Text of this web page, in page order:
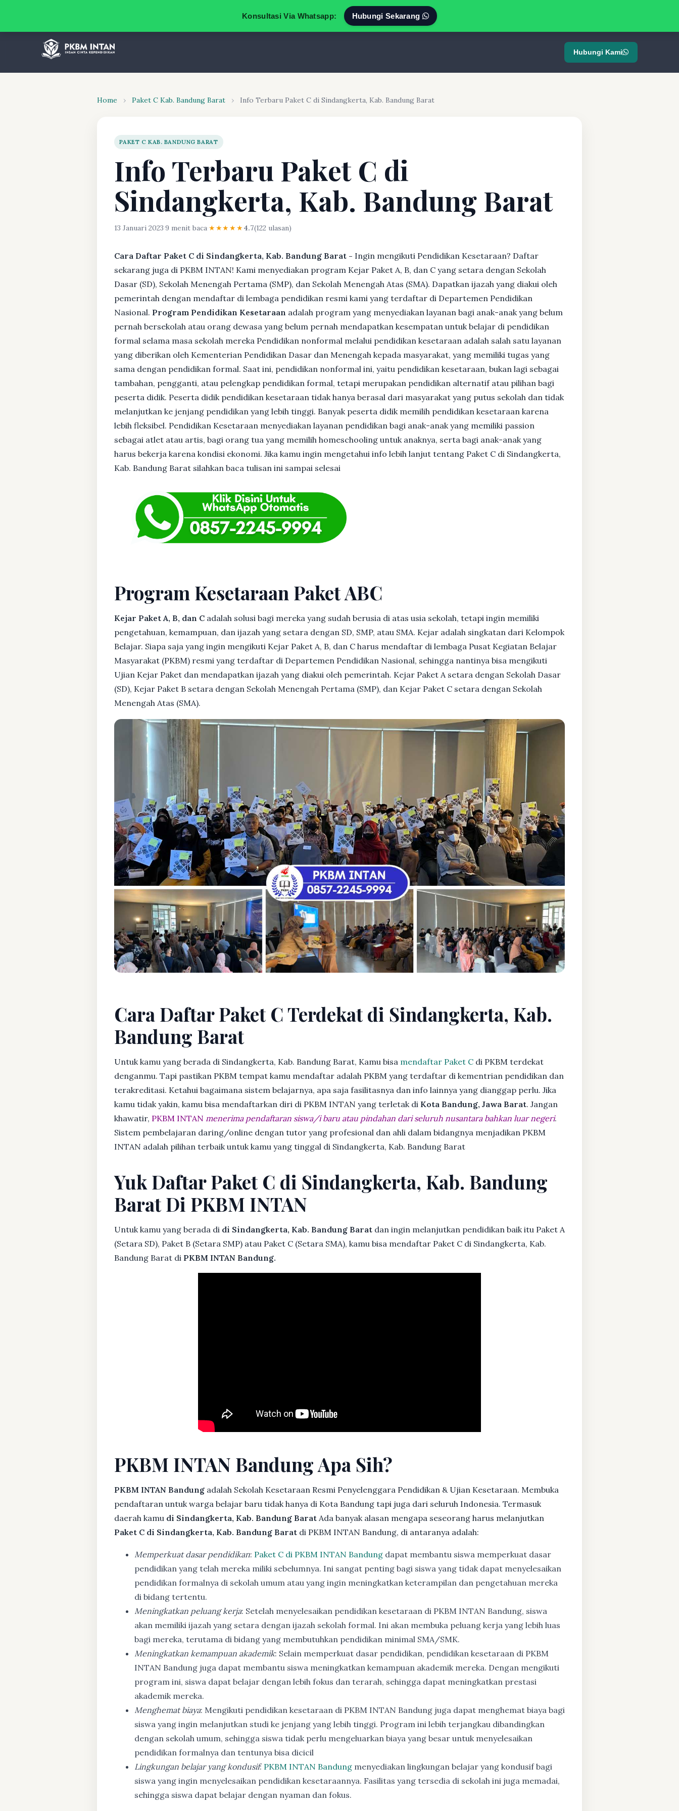
Konsultasi Via Whatsapp: Hubungi Sekarang
Hubungi Kami
Home › Paket C Kab. Bandung Barat › Info Terbaru Paket C di Sindangkerta, Kab. Bandung Barat
PAKET C KAB. BANDUNG BARAT
Info Terbaru Paket C di
Sindangkerta, Kab. Bandung Barat
13 Januari 2023·9 menit baca·★★★★★4.7(122 ulasan)
Cara Daftar Paket C di Sindangkerta, Kab. Bandung Barat - Ingin mengikuti Pendidikan Kesetaraan? Daftar
sekarang juga di PKBM INTAN! Kami menyediakan program Kejar Paket A, B, dan C yang setara dengan Sekolah
Dasar (SD), Sekolah Menengah Pertama (SMP), dan Sekolah Menengah Atas (SMA). Dapatkan ijazah yang diakui oleh
pemerintah dengan mendaftar di lembaga pendidikan resmi kami yang terdaftar di Departemen Pendidikan
Nasional. Program Pendidikan Kesetaraan adalah program yang menyediakan layanan bagi anak-anak yang belum
pernah bersekolah atau orang dewasa yang belum pernah mendapatkan kesempatan untuk belajar di pendidikan
formal selama masa sekolah mereka Pendidikan nonformal melalui pendidikan kesetaraan adalah salah satu layanan
yang diberikan oleh Kementerian Pendidikan Dasar dan Menengah kepada masyarakat, yang memiliki tugas yang
sama dengan pendidikan formal. Saat ini, pendidikan nonformal ini, yaitu pendidikan kesetaraan, bukan lagi sebagai
tambahan, pengganti, atau pelengkap pendidikan formal, tetapi merupakan pendidikan alternatif atau pilihan bagi
peserta didik. Peserta didik pendidikan kesetaraan tidak hanya berasal dari masyarakat yang putus sekolah dan tidak
melanjutkan ke jenjang pendidikan yang lebih tinggi. Banyak peserta didik memilih pendidikan kesetaraan karena
lebih fleksibel. Pendidikan Kesetaraan menyediakan layanan pendidikan bagi anak-anak yang memiliki passion
sebagai atlet atau artis, bagi orang tua yang memilih homeschooling untuk anaknya, serta bagi anak-anak yang
harus bekerja karena kondisi ekonomi. Jika kamu ingin mengetahui info lebih lanjut tentang Paket C di Sindangkerta,
Kab. Bandung Barat silahkan baca tulisan ini sampai selesai
Program Kesetaraan Paket ABC
Kejar Paket A, B, dan C adalah solusi bagi mereka yang sudah berusia di atas usia sekolah, tetapi ingin memiliki
pengetahuan, kemampuan, dan ijazah yang setara dengan SD, SMP, atau SMA. Kejar adalah singkatan dari Kelompok
Belajar. Siapa saja yang ingin mengikuti Kejar Paket A, B, dan C harus mendaftar di lembaga Pusat Kegiatan Belajar
Masyarakat (PKBM) resmi yang terdaftar di Departemen Pendidikan Nasional, sehingga nantinya bisa mengikuti
Ujian Kejar Paket dan mendapatkan ijazah yang diakui oleh pemerintah. Kejar Paket A setara dengan Sekolah Dasar
(SD), Kejar Paket B setara dengan Sekolah Menengah Pertama (SMP), dan Kejar Paket C setara dengan Sekolah
Menengah Atas (SMA).
Cara Daftar Paket C Terdekat di Sindangkerta, Kab.
Bandung Barat
Untuk kamu yang berada di Sindangkerta, Kab. Bandung Barat, Kamu bisa mendaftar Paket C di PKBM terdekat
denganmu. Tapi pastikan PKBM tempat kamu mendaftar adalah PKBM yang terdaftar di kementrian pendidikan dan
terakreditasi. Ketahui bagaimana sistem belajarnya, apa saja fasilitasnya dan info lainnya yang dianggap perlu. Jika
kamu tidak yakin, kamu bisa mendaftarkan diri di PKBM INTAN yang terletak di Kota Bandung, Jawa Barat. Jangan
khawatir, PKBM INTAN menerima pendaftaran siswa/i baru atau pindahan dari seluruh nusantara bahkan luar negeri.
Sistem pembelajaran daring/online dengan tutor yang profesional dan ahli dalam bidangnya menjadikan PKBM
INTAN adalah pilihan terbaik untuk kamu yang tinggal di Sindangkerta, Kab. Bandung Barat
Yuk Daftar Paket C di Sindangkerta, Kab. Bandung
Barat Di PKBM INTAN
Untuk kamu yang berada di di Sindangkerta, Kab. Bandung Barat dan ingin melanjutkan pendidikan baik itu Paket A
(Setara SD), Paket B (Setara SMP) atau Paket C (Setara SMA), kamu bisa mendaftar Paket C di Sindangkerta, Kab.
Bandung Barat di PKBM INTAN Bandung.
PKBM INTAN Bandung Apa Sih?
PKBM INTAN Bandung adalah Sekolah Kesetaraan Resmi Penyelenggara Pendidikan & Ujian Kesetaraan. Membuka
pendaftaran untuk warga belajar baru tidak hanya di Kota Bandung tapi juga dari seluruh Indonesia. Termasuk
daerah kamu di Sindangkerta, Kab. Bandung Barat Ada banyak alasan mengapa seseorang harus melanjutkan
Paket C di Sindangkerta, Kab. Bandung Barat di PKBM INTAN Bandung, di antaranya adalah:
Memperkuat dasar pendidikan: Paket C di PKBM INTAN Bandung dapat membantu siswa memperkuat dasar
pendidikan yang telah mereka miliki sebelumnya. Ini sangat penting bagi siswa yang tidak dapat menyelesaikan
pendidikan formalnya di sekolah umum atau yang ingin meningkatkan keterampilan dan pengetahuan mereka
di bidang tertentu.
Meningkatkan peluang kerja: Setelah menyelesaikan pendidikan kesetaraan di PKBM INTAN Bandung, siswa
akan memiliki ijazah yang setara dengan ijazah sekolah formal. Ini akan membuka peluang kerja yang lebih luas
bagi mereka, terutama di bidang yang membutuhkan pendidikan minimal SMA/SMK.
Meningkatkan kemampuan akademik: Selain memperkuat dasar pendidikan, pendidikan kesetaraan di PKBM
INTAN Bandung juga dapat membantu siswa meningkatkan kemampuan akademik mereka. Dengan mengikuti
program ini, siswa dapat belajar dengan lebih fokus dan terarah, sehingga dapat meningkatkan prestasi
akademik mereka.
Menghemat biaya: Mengikuti pendidikan kesetaraan di PKBM INTAN Bandung juga dapat menghemat biaya bagi
siswa yang ingin melanjutkan studi ke jenjang yang lebih tinggi. Program ini lebih terjangkau dibandingkan
dengan sekolah umum, sehingga siswa tidak perlu mengeluarkan biaya yang besar untuk menyelesaikan
pendidikan formalnya dan tentunya bisa dicicil
Lingkungan belajar yang kondusif: PKBM INTAN Bandung menyediakan lingkungan belajar yang kondusif bagi
siswa yang ingin menyelesaikan pendidikan kesetaraannya. Fasilitas yang tersedia di sekolah ini juga memadai,
sehingga siswa dapat belajar dengan nyaman dan fokus.